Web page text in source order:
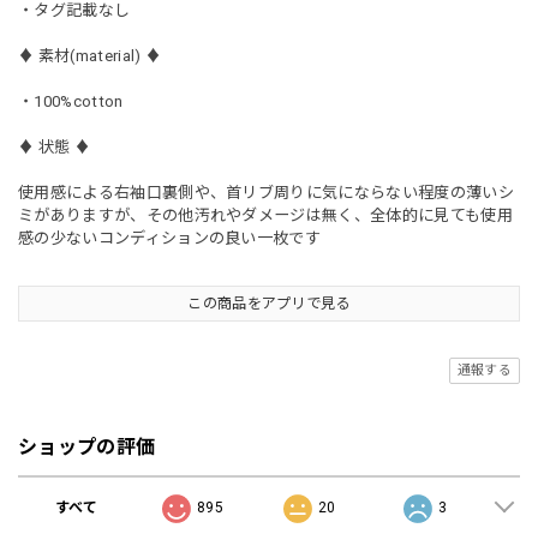
・タグ記載なし
♦︎ 素材(material) ♦︎
・100%cotton
♦︎ 状態 ♦︎
使用感による右袖口裏側や、首リブ周りに気にならない程度の薄いシ
ミがありますが、その他汚れやダメージは無く、全体的に見ても使用
感の少ないコンディションの良い一枚です
この商品をアプリで見る
通報する
ショップの評価
すべて 895 20 3